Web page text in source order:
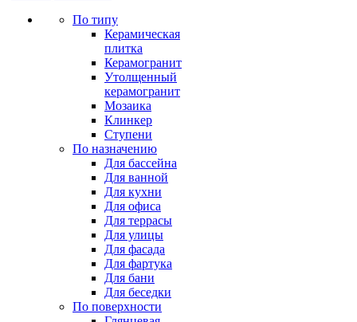
По типу
Керамическая
плитка
Керамогранит
Утолщенный
керамогранит
Мозаика
Клинкер
Ступени
По назначению
Для бассейна
Для ванной
Для кухни
Для офиса
Для террасы
Для улицы
Для фасада
Для фартука
Для бани
Для беседки
По поверхности